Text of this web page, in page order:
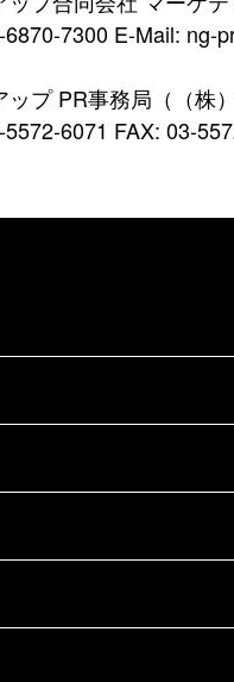
7300 E-Mail: ng-
ップ PR事務局（（株
6071 FAX: 03-